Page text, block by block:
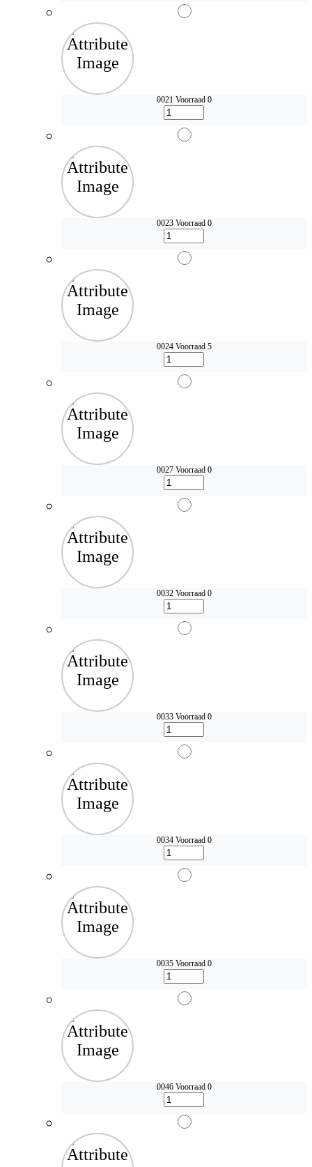
0021 Voorraad 0
0023 Voorraad 0
0024 Voorraad 5
0027 Voorraad 0
0032 Voorraad 0
0033 Voorraad 0
0034 Voorraad 0
0035 Voorraad 0
0046 Voorraad 0